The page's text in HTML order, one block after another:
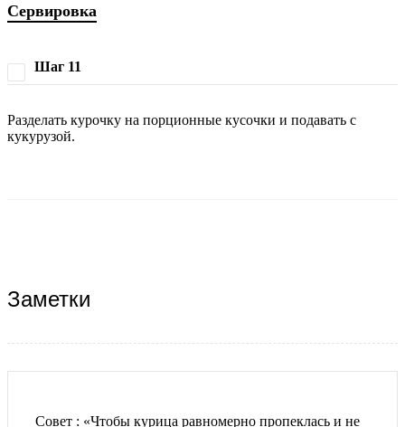
Сервировка
Шаг 11
Разделать курочку на порционные кусочки и подавать с
кукурузой.
Заметки
Совет : «Чтобы курица равномерно пропеклась и не